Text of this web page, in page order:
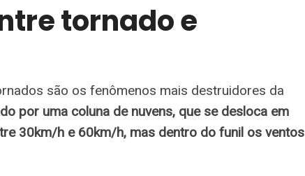
tornado e
são os fenômenos mais destruidores da
por uma coluna de nuvens, que se desloca em
30km/h e 60km/h, mas dentro do funil os ventos